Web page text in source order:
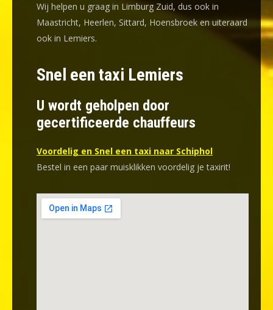
Wij helpen u graag in Limburg Zuid, dus ook in
Maastricht, Heerlen, Sittard, Hoensbroek en uiteraard
ook in Lemiers.
Snel een taxi Lemiers
U wordt geholpen door
gecertificeerde chauffeurs
Voordelig en Snel een taxi naar Schiphol
Bestel in een paar muisklikken voordelig je taxirit!